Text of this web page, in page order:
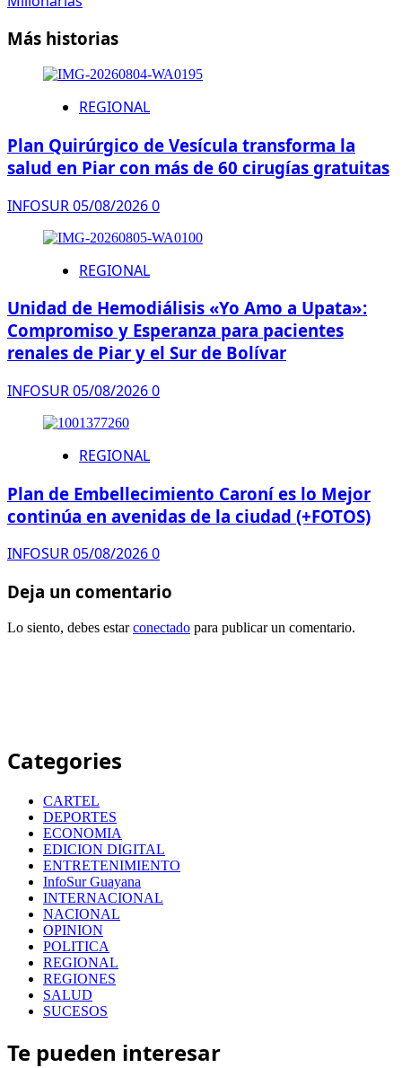
Más historias
REGIONAL
Plan Quirúrgico de Vesícula transforma la
salud en Piar con más de 60 cirugías gratuitas
INFOSUR05/08/20260
REGIONAL
Unidad de Hemodiálisis «Yo Amo a Upata»:
Compromiso y Esperanza para pacientes
renales de Piar y el Sur de Bolívar
INFOSUR05/08/20260
REGIONAL
Plan de Embellecimiento Caroní es lo Mejor
continúa en avenidas de la ciudad (+FOTOS)
INFOSUR05/08/20260
Deja un comentario
Lo siento, debes estarconectado para publicar un comentario.
Categories
CARTEL
DEPORTES
ECONOMIA
EDICION DIGITAL
ENTRETENIMIENTO
InfoSur Guayana
INTERNACIONAL
NACIONAL
OPINION
POLITICA
REGIONAL
REGIONES
SALUD
SUCESOS
Te pueden interesar